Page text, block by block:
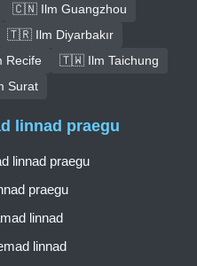
🇨🇳 Ilm Guangzhou
🇹🇷 Ilm Diyarbakır
🇹🇼 Ilm Taichung
Surat
linnad praegu
linnad praegu
praegu
linnad
linnad